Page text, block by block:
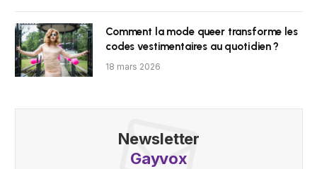
Comment la mode queer transforme les
codes vestimentaires au quotidien ?
18 mars 2026
Newsletter
Gayvox